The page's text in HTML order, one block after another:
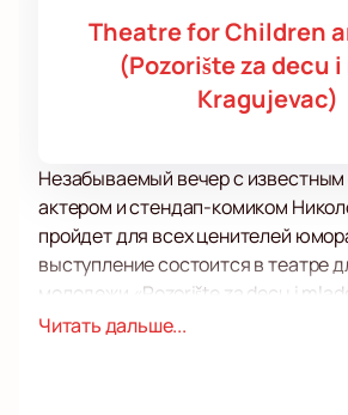
Theatre for Children
(Pozorište za decu
Kragujevac)
Незабываемый вечер с
актером и стендап-комиком
пройдет для всех ценителей
выступление состоится в театре
молодежи «Pozorište za decu i
Это уникальная возможность
Читать дальше...